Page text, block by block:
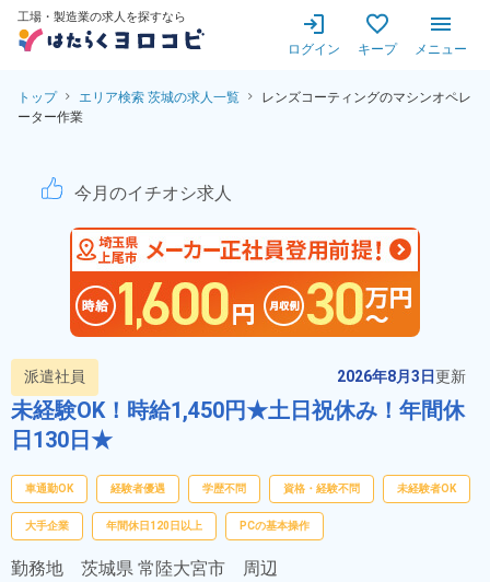
工場・製造業の求人を探すなら
ログイン キープ メニュー
トップ エリア検索 茨城の求人一覧
レンズコーティングのマシンオペレ
ーター作業
レンズコーティングのマシ
今月のイチオシ求人
派遣社員 2026年8月3日更新
未経験OK！時給1,450円★土日祝休み！年間休
日130日★
車通勤OK 経験者優遇 学歴不問 資格・経験不問 未経験者OK
大手企業 年間休日120日以上 PCの基本操作
勤務地 茨城県 常陸大宮市 周辺